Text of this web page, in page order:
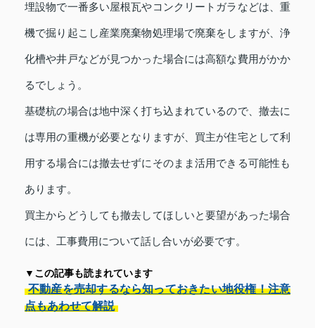
埋設物で一番多い屋根瓦やコンクリートガラなどは、重
機で掘り起こし産業廃棄物処理場で廃棄をしますが、浄
化槽や井戸などが見つかった場合には高額な費用がかか
るでしょう。
基礎杭の場合は地中深く打ち込まれているので、撤去に
は専用の重機が必要となりますが、買主が住宅として利
用する場合には撤去せずにそのまま活用できる可能性も
あります。
買主からどうしても撤去してほしいと要望があった場合
には、工事費用について話し合いが必要です。
▼この記事も読まれています
不動産を売却するなら知っておきたい地役権！注意
点もあわせて解説